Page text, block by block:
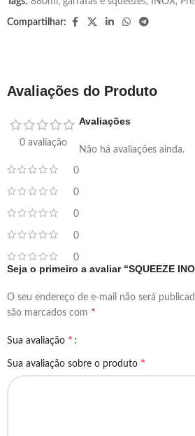
Compartilhar:
Avaliações do Produto
0 avaliação
0
0
0
0
0
Avaliações
Não há avaliações ainda.
Seja o primeiro a avaliar “SQUEEZE
O seu endereço de e-mail não será
são marcados com *
Sua avaliação *
Sua avaliação sobre o produto *